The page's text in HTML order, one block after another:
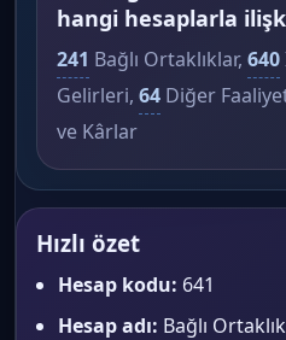
hangi hesaplarla
241 Bağlı Ortaklıklar, 640
Gelirleri, 64 Diğer
ve Kârlar
Hızlı özet
Hesap kodu: 641
Hesap adı: Bağlı